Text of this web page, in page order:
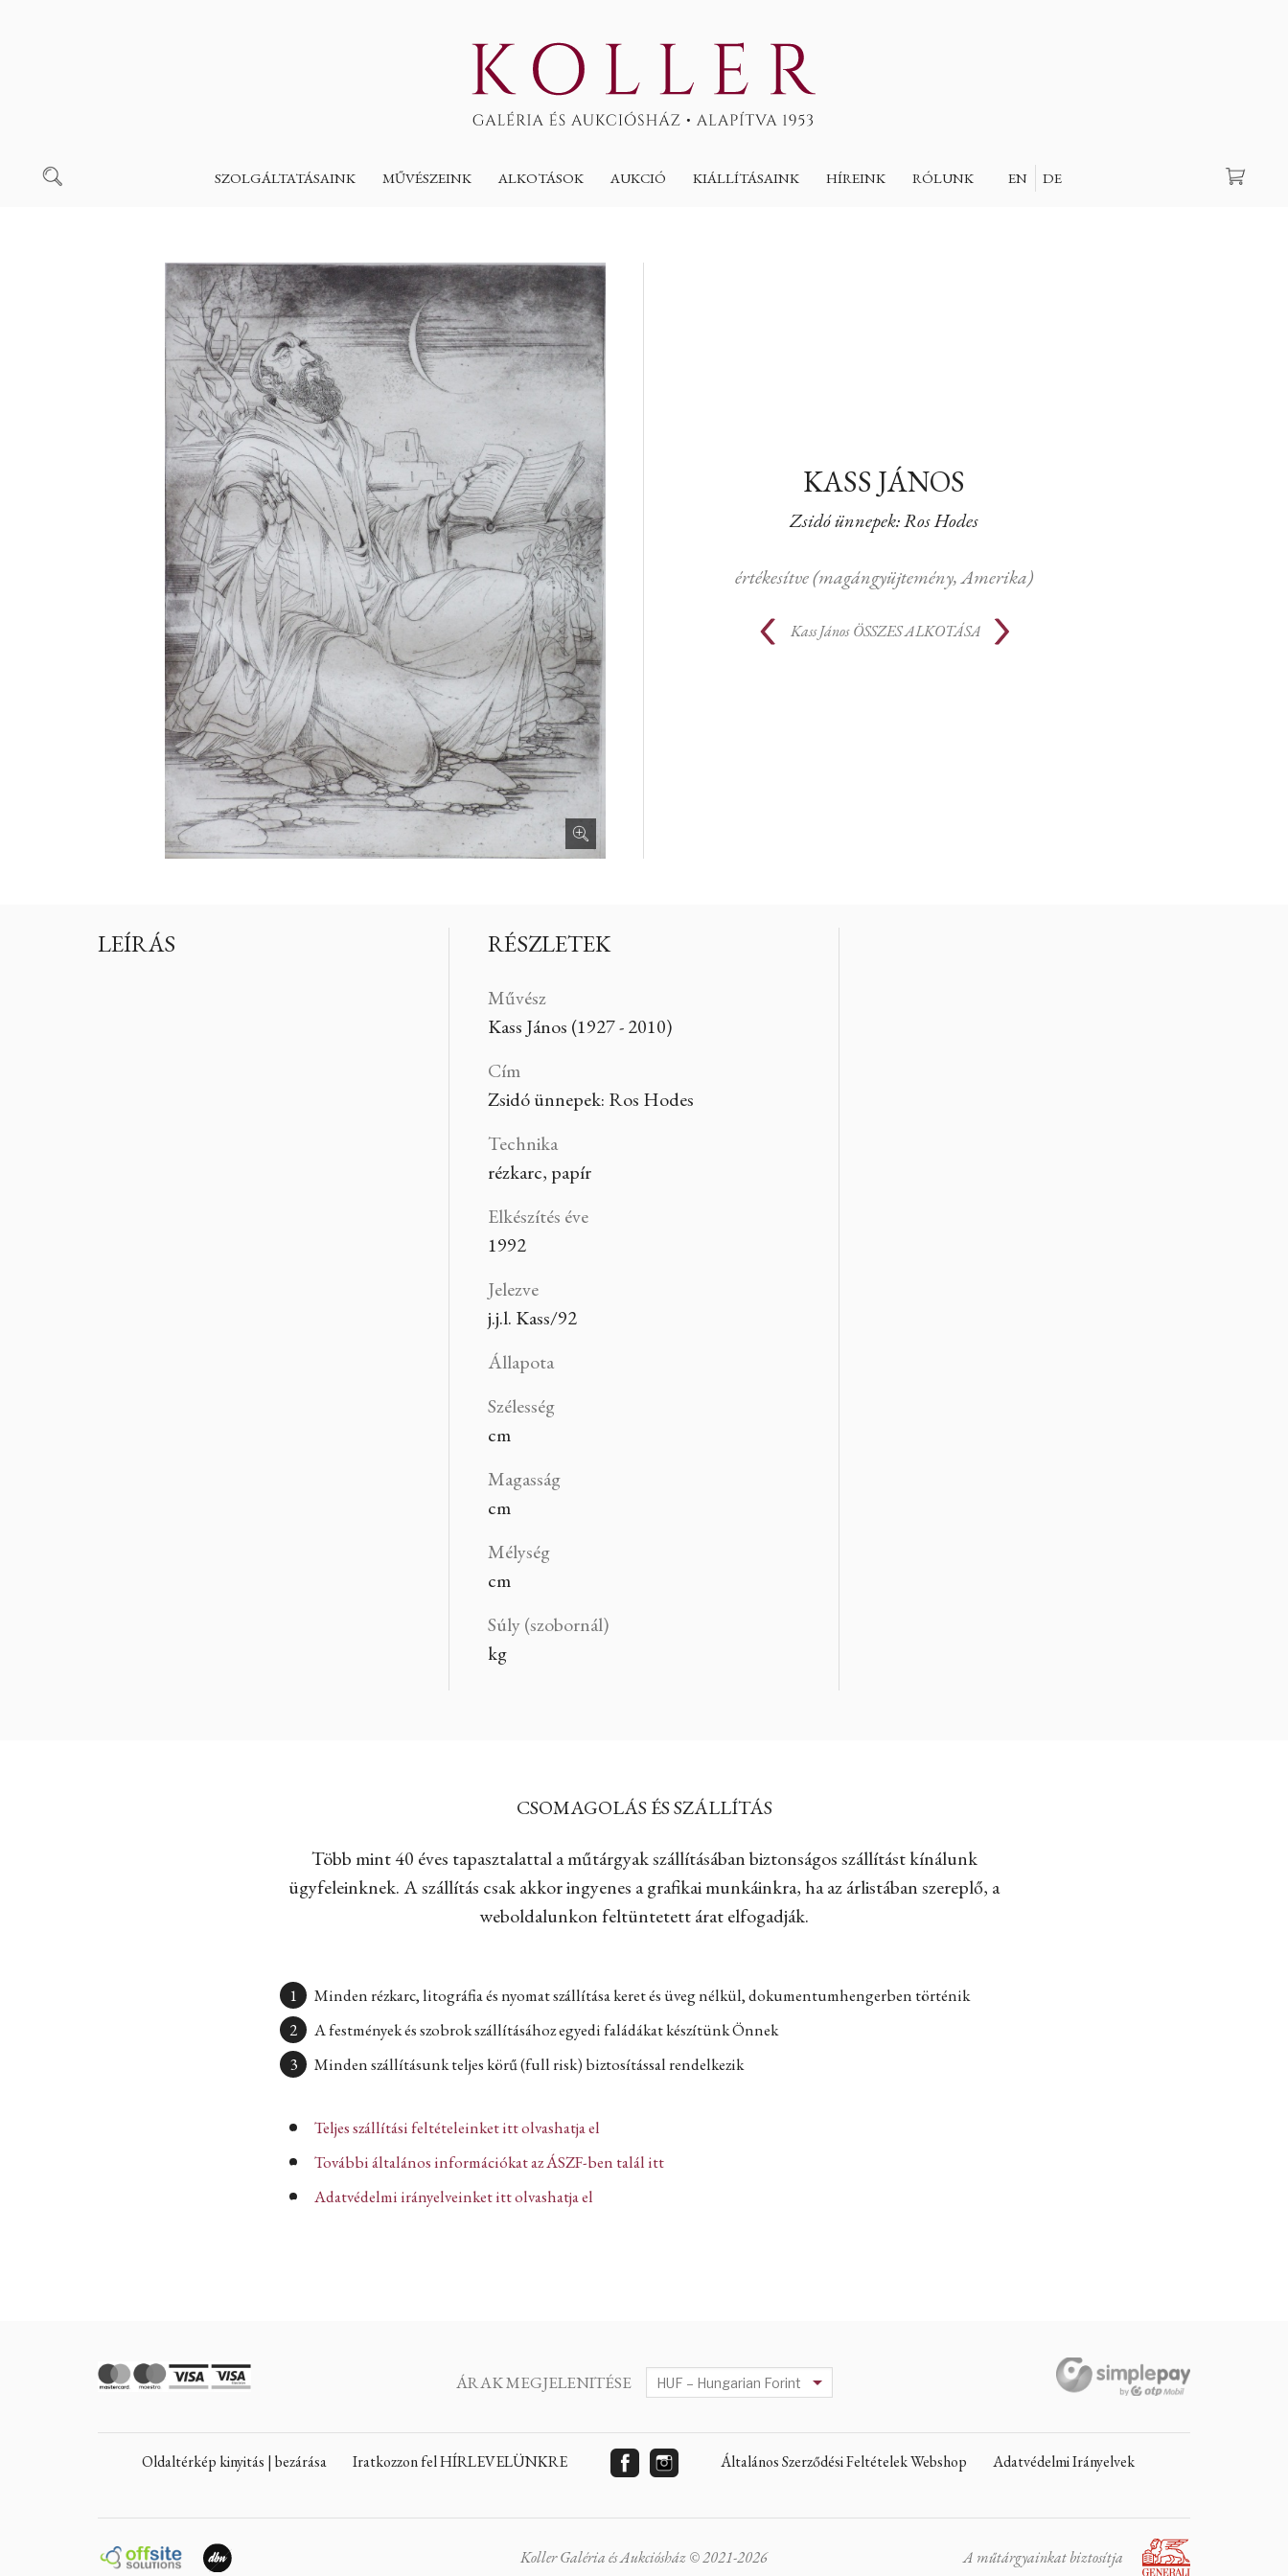
SZOLGÁLTATÁSAINK MŰVÉSZEINK ALKOTÁSOK AUKCIÓ KIÁLLÍTÁSAINK HÍREINK RÓLUNK EN DE
Keresés
KASS JÁNOS
Zsidó ünnepek: Ros Hodes
értékesítve (magángyüjtemény, Amerika)
Kass János ÖSSZES ALKOTÁSA
LEÍRÁS RÉSZLETEK
Művész
Kass János (1927 - 2010)
Cím
Zsidó ünnepek: Ros Hodes
Technika
rézkarc, papír
Elkészítés éve
1992
Jelezve
j.j.l. Kass/92
Állapota
Szélesség
cm
Magasság
cm
Mélység
cm
Súly (szobornál)
kg
CSOMAGOLÁS ÉS SZÁLLÍTÁS
Több mint 40 éves tapasztalattal a műtárgyak szállításában biztonságos szállítást kínálunk
ügyfeleinknek. A szállítás csak akkor ingyenes a grafikai munkáinkra, ha az árlistában szereplő, a
weboldalunkon feltüntetett árat elfogadják.
Minden rézkarc, litográfia és nyomat szállítása keret és üveg nélkül, dokumentumhengerben történik
A festmények és szobrok szállításához egyedi faládákat készítünk Önnek
Minden szállításunk teljes körű (full risk) biztosítással rendelkezik
Teljes szállítási feltételeinket itt olvashatja el
További általános információkat az ÁSZF-ben talál itt
Adatvédelmi irányelveinket itt olvashatja el
ÁRAK MEGJELENITÉSE
Oldaltérkép kinyitás | bezárása Iratkozzon fel HÍRLEVELÜNKRE Általános Szerződési Feltételek Webshop Adatvédelmi Irányelvek
Koller Galéria és Aukciósház © 2021-2026 A műtárgyainkat biztosítja